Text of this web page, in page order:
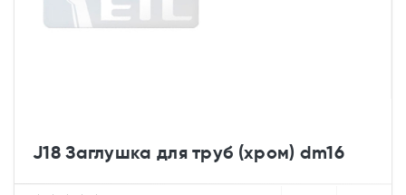
J18 Заглушка для труб (хром) dm16